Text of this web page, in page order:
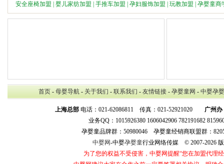
安全座椅加盟
婴儿家纺加盟 手推车加盟 孕妇服饰加盟 玩教加盟 孕婴童商
首页 - 母婴导航 - 关于我们 - 联系我们 - 友情链接 - 孕婴童网 - 中婴孕
上海总部电话：021-62086811 传真：021-52921020 广州办
业务QQ：1015926380 1606042906 782191682
孕婴童品牌群：50980046 孕婴童经销商联盟群：
中婴网-中婴孕婴童行业网络传媒 © 2007-2026
为了您的权益不受侵害，中婴网提醒“您在加盟代理